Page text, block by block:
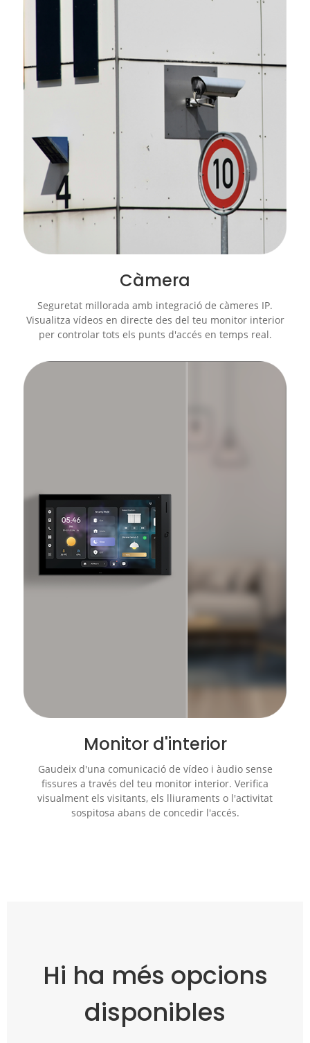
Càmera
Seguretat millorada amb integració de càmeres IP.
Visualitza vídeos en directe des del teu monitor interior
per controlar tots els punts d'accés en temps real.
Monitor d'interior
Gaudeix d'una comunicació de vídeo i àudio sense
fissures a través del teu monitor interior. Verifica
visualment els visitants, els lliuraments o l'activitat
sospitosa abans de concedir l'accés.
Hi ha més opcions
disponibles